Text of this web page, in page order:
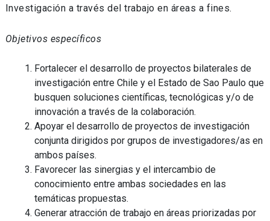
Investigación a través del trabajo en áreas a fines.
Objetivos específicos
Fortalecer el desarrollo de proyectos bilaterales de
investigación entre Chile y el Estado de Sao Paulo que
busquen soluciones científicas, tecnológicas y/o de
innovación a través de la colaboración.
Apoyar el desarrollo de proyectos de investigación
conjunta dirigidos por grupos de investigadores/as en
ambos países.
Favorecer las sinergias y el intercambio de
conocimiento entre ambas sociedades en las
temáticas propuestas.
Generar atracción de trabajo en áreas priorizadas por